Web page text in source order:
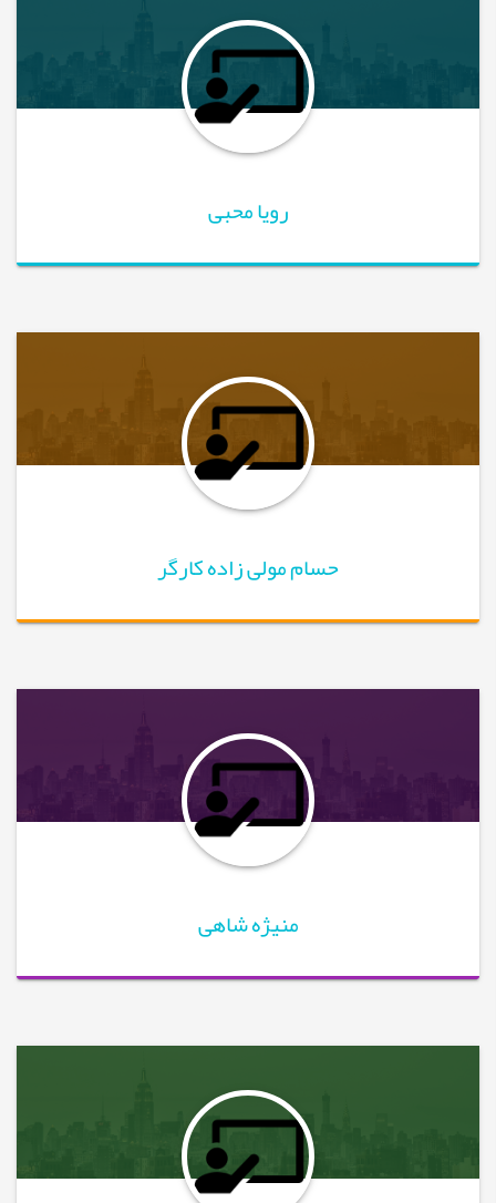
رویا محبی
حسام مولی زاده کارگر
منیژه شاهی